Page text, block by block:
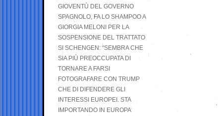
GIOVENTÙ DEL GOVERNO
SPAGNOLO, FA LO SHAMPOO A
GIORGIA MELONI PER LA
SOSPENSIONE DEL TRATTATO
SI SCHENGEN: “SEMBRA CHE
SIA PIÙ PREOCCUPATA DI
TORNARE A FARSI
FOTOGRAFARE CON TRUMP
CHE DI DIFENDERE GLI
INTERESSI EUROPEI. STA
IMPORTANDO IN EUROPA